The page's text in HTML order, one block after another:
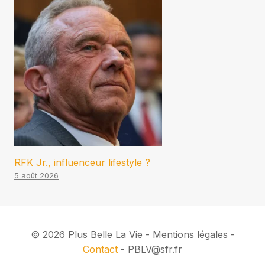
RFK Jr., influenceur lifestyle ?
5 août 2026
© 2026 Plus Belle La Vie - Mentions légales -
Contact - PBLV@sfr.fr